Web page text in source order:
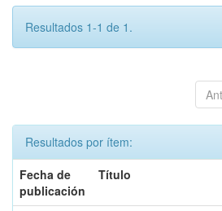
Resultados 1-1 de 1.
Resultados por ítem:
Fecha de
publicación
Título